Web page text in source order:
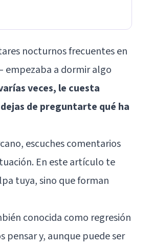
nocturnos frecuentes en
a dormir algo
veces, le cuesta
de preguntarte qué ha
escuches comentarios
En este artículo te
tuya, sino que forman
conocida como regresión
pensar y, aunque puede ser